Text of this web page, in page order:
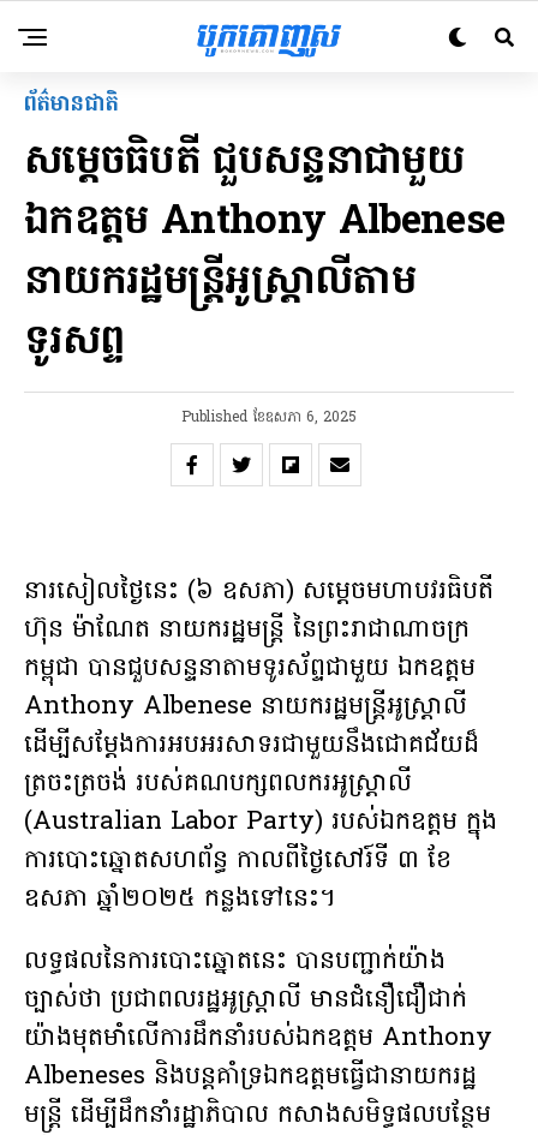
ព័ត៌មានជាតិ
សម្តេចធិបតី ជួបសន្ទនាជាមួយ
ឯកឧត្តម Anthony Albenese
នាយករដ្ឋមន្ត្រីអូស្ត្រាលីតាម
ទូរសព្ទ
Published ខែ​ឧសភា 6, 2025
នារសៀលថ្ងៃនេះ (៦ ឧសភា) សម្តេចមហាបវរធិបតី
ហ៊ុន ម៉ាណែត នាយករដ្ឋមន្រ្តី នៃព្រះរាជាណាចក្រ​
កម្ពុជា បានជួបសន្ទនាតាមទូរស័ព្ទជាមួយ ឯកឧត្តម
Anthony Albenese នាយករដ្ឋមន្ត្រីអូស្ត្រាលី
ដើម្បីសម្ដែងការអបអរសាទរជាមួយនឹងជោគជ័យដ៏
ត្រចះត្រចង់ របស់គណបក្សពលករអូស្ត្រាលី
(Australian Labor Party) របស់ឯកឧត្តម ក្នុង
ការបោះឆ្នោតសហព័ន្ធ កាលពីថ្ងៃសៅរ៍ទី ៣ ខែ
ឧសភា ឆ្នាំ២០២៥ កន្លងទៅនេះ។
លទ្ធផលនៃការបោះឆ្នោតនេះ បានបញ្ជាក់យ៉ាង
ច្បាស់ថា ប្រជាពលរដ្ឋអូស្ត្រាលី មានជំនឿជឿជាក់
យ៉ាងមុតមាំលើការដឹកនាំរបស់ឯកឧត្តម Anthony
Albeneses និងបន្តគាំទ្រឯកឧត្តមធ្វើជានាយករដ្ឋ
មន្ត្រី ដើម្បីដឹកនាំរដ្ឋាភិបាល កសាងសមិទ្ធផលបន្ថែម